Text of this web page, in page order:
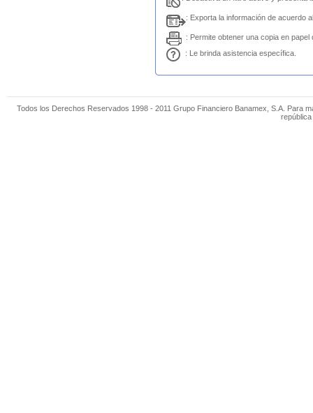
: Exporta la información de acuerdo
: Permite obtener una copia en
: Le brinda asistencia específica.
Todos los Derechos Reservados 1998 - 2011 Grupo Financiero Banamex, S.A. Para